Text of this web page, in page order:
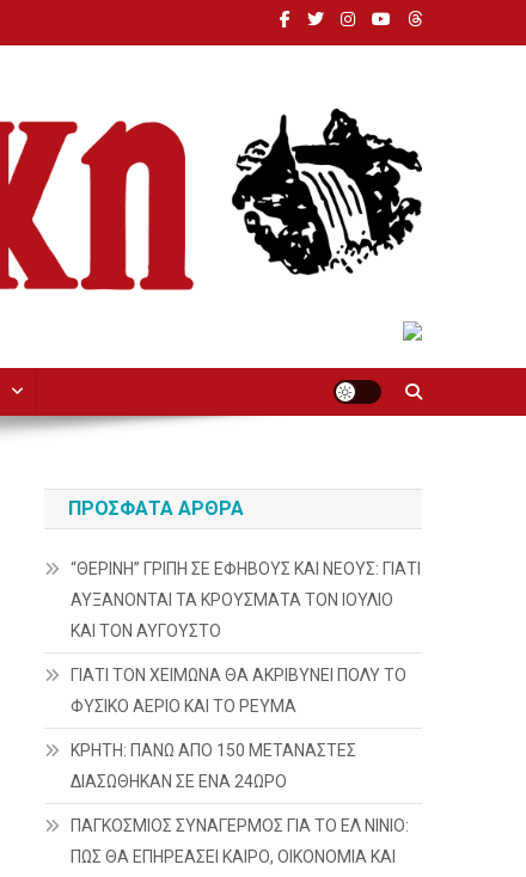
ΠΡΌΣΦΑΤΑ ΆΡΘΡΑ
“ΘΕΡΙΝΗ” ΓΡΙΠΗ ΣΕ ΕΦΗΒΟΥΣ ΚΑΙ ΝΕΟΥΣ: ΓΙΑΤΙ
ΑΥΞΑΝΟΝΤΑΙ ΤΑ ΚΡΟΥΣΜΑΤΑ ΤΟΝ ΙΟΥΛΙΟ
ΚΑΙ ΤΟΝ ΑΥΓΟΥΣΤΟ
ΓΙΑΤΙ ΤΟΝ ΧΕΙΜΩΝΑ ΘΑ ΑΚΡΙΒΥΝΕΙ ΠΟΛΥ ΤΟ
ΦΥΣΙΚΟ ΑΕΡΙΟ ΚΑΙ ΤΟ ΡΕΥΜΑ
ΚΡΗΤΗ: ΠΑΝΩ ΑΠΟ 150 ΜΕΤΑΝΑΣΤΕΣ
ΔΙΑΣΩΘΗΚΑΝ ΣΕ ΕΝΑ 24ΩΡΟ
ΠΑΓΚΟΣΜΙΟΣ ΣΥΝΑΓΕΡΜΟΣ ΓΙΑ ΤΟ ΕΛ ΝΙΝΙΟ:
ΠΩΣ ΘΑ ΕΠΗΡΕΑΣΕΙ ΚΑΙΡΟ, ΟΙΚΟΝΟΜΙΑ ΚΑΙ